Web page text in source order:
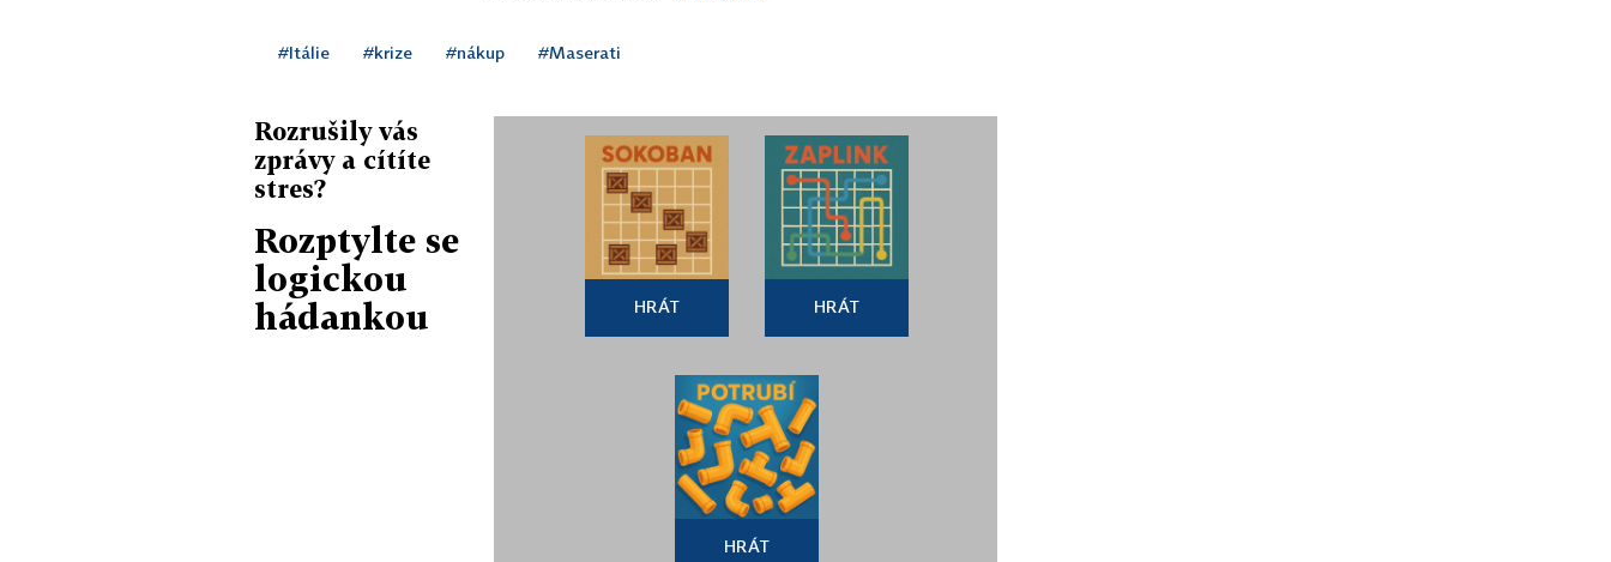
#Itálie #krize #nákup #Maserati
Rozrušily vás
zprávy a cítíte
stres?
Rozptylte se
logickou
hádankou
HRÁT HRÁT
HRÁT